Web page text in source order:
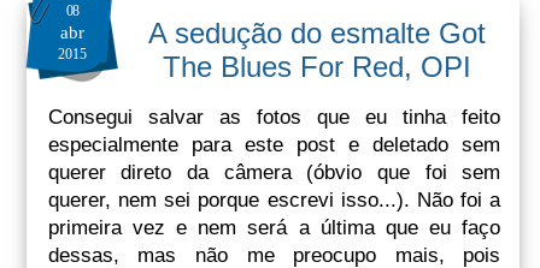
08
abr
2015
A sedução do esmalte Got
The Blues For Red, OPI
Consegui salvar as fotos que eu tinha feito
especialmente para este post e deletado sem
querer direto da câmera (óbvio que foi sem
querer, nem sei porque escrevi isso...). Não foi a
primeira vez e nem será a última que eu faço
dessas, mas não me preocupo mais, pois